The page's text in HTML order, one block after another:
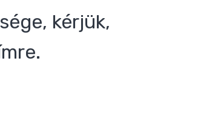
kérjük,